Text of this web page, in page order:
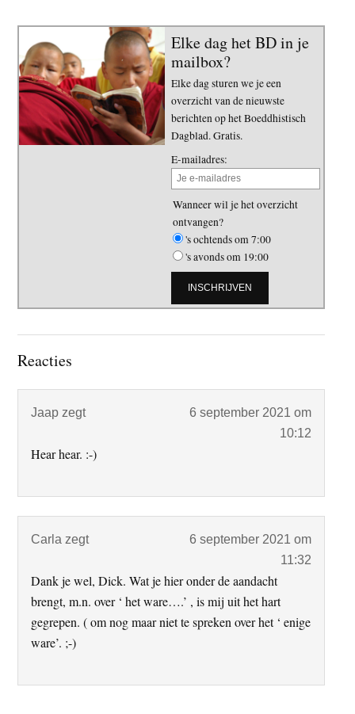
Elke dag het BD in je
mailbox?
Elke dag sturen we je een
overzicht van de nieuwste
berichten op het Boeddhistisch
Dagblad. Gratis.
E-mailadres:
Wanneer wil je het overzicht
ontvangen?
's ochtends om 7:00
's avonds om 19:00
Lees
Reacties
Jaap zegt
6 september 2021 om
10:12
Hear hear. :-)
Carla zegt
6 september 2021 om
11:32
Dank je wel, Dick. Wat je hier onder de aandacht
brengt, m.n. over ‘ het ware….’ , is mij uit het hart
gegrepen. ( om nog maar niet te spreken over het ‘ enige
ware’. ;-)